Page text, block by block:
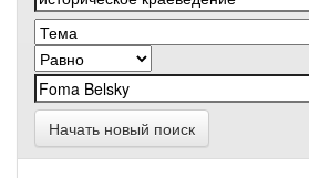
Начать новый поиск